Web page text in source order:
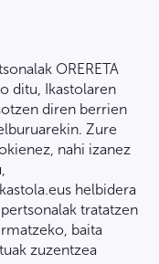
ORERETA
ditu, Ikastolaren
diren berrien
Zure
nahi izanez
helbidera
tratatzen
baita
zuzentzea